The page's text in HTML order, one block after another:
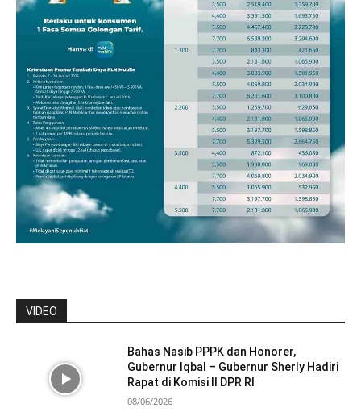
VIDEO
Bahas Nasib PPPK dan Honorer,
Gubernur Iqbal – Gubernur Sherly Hadiri
Rapat di Komisi II DPR RI
08/06/2026